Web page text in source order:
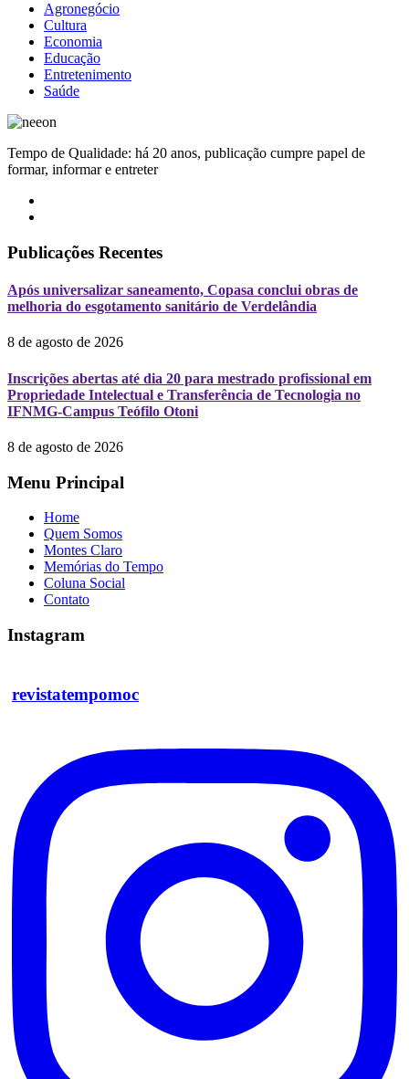
Agronegócio
Cultura
Economia
Educação
Entretenimento
Saúde
Tempo de Qualidade: há 20 anos, publicação cumpre papel de
formar, informar e entreter
Publicações Recentes
Após universalizar saneamento, Copasa conclui obras de
melhoria do esgotamento sanitário de Verdelândia
8 de agosto de 2026
Inscrições abertas até dia 20 para mestrado profissional em
Propriedade Intelectual e Transferência de Tecnologia no
IFNMG-Campus Teófilo Otoni
8 de agosto de 2026
Menu Principal
Home
Quem Somos
Montes Claro
Memórias do Tempo
Coluna Social
Contato
Instagram
revistatempomoc